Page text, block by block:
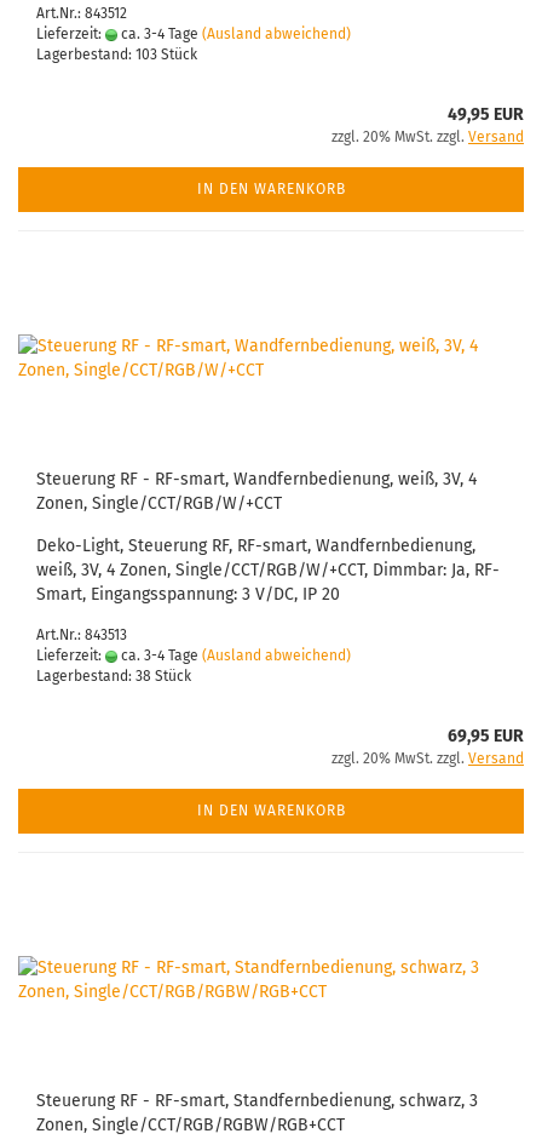
Art.Nr.: 843512
Lieferzeit:
ca. 3-4 Tage (Ausland abweichend)
Lagerbestand: 103 Stück
49,95 EUR
zzgl. 20% MwSt. zzgl. Versand
IN DEN WARENKORB
Steuerung RF - RF-smart, Wandfernbedienung, weiß, 3V, 4
Zonen, Single/CCT/RGB/W/+CCT
Deko-Light, Steuerung RF, RF-smart, Wandfernbedienung,
weiß, 3V, 4 Zonen, Single/CCT/RGB/W/+CCT, Dimmbar: Ja, RF-
Smart, Eingangsspannung: 3 V/DC, IP 20
Art.Nr.: 843513
Lieferzeit:
ca. 3-4 Tage (Ausland abweichend)
Lagerbestand: 38 Stück
69,95 EUR
zzgl. 20% MwSt. zzgl. Versand
IN DEN WARENKORB
Steuerung RF - RF-smart, Standfernbedienung, schwarz, 3
Zonen, Single/CCT/RGB/RGBW/RGB+CCT